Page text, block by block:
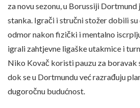
za novu sezonu, u Borussiji
stanka. Igrači i stručni stožer dobili
odmor nakon fizički i mentalno
igrali zahtjevne ligaške utakmice i
Niko Kovač koristi pauzu za boravak
dok se u Dortmundu već razrađuju
dugoročnu budućnost.